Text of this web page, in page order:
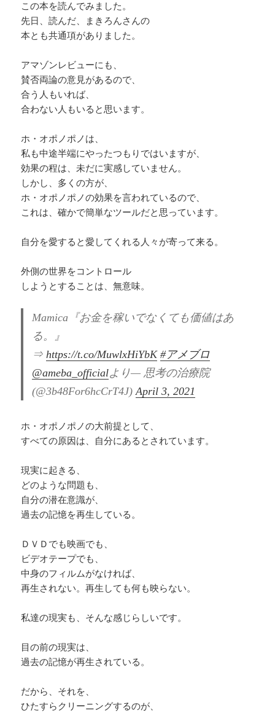
この本を読んでみました。
先日、読んだ、まきろんさんの
本とも共通項がありました。
アマゾンレビューにも、
賛否両論の意見があるので、
合う人もいれば、
合わない人もいると思います。
ホ・オポノポノは、
私も中途半端にやったつもりではいますが、
効果の程は、未だに実感していません。
しかし、多くの方が、
ホ・オポノポノの効果を言われているので、
これは、確かで簡単なツールだと思っています。
自分を愛すると愛してくれる人々が寄って来る。
外側の世界をコントロール
しようとすることは、無意味。
Mamica『お金を稼いでなくても価値はあ
る。』
⇒ https://t.co/MuwlxHiYbK #アメブロ
@ameba_officialより— 思考の治療院
(@3b48For6hcCrT4J)April 3, 2021
ホ・オポノポノの大前提として、
すべての原因は、自分にあるとされています。
現実に起きる、
どのような問題も、
自分の潜在意識が、
過去の記憶を再生している。
ＤＶＤでも映画でも、
ビデオテープでも、
中身のフィルムがなければ、
再生されない。再生しても何も映らない。
私達の現実も、そんな感じらしいです。
目の前の現実は、
過去の記憶が再生されている。
だから、それを、
ひたすらクリーニングするのが、